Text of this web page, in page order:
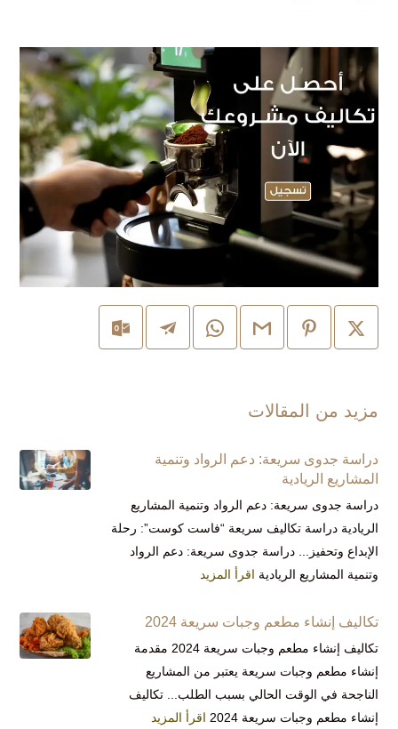
مزيد من المقالات
دراسة جدوى سريعة: دعم الرواد وتنمية
المشاريع الريادية
دراسة جدوى سريعة: دعم الرواد وتنمية المشاريع
الريادية دراسة تكاليف سريعة “فاست كوست”: رحلة
الإبداع وتحفيز... دراسة جدوى سريعة: دعم الرواد
وتنمية المشاريع الريادية اقرأ المزيد
تكاليف إنشاء مطعم وجبات سريعة 2024
تكاليف إنشاء مطعم وجبات سريعة 2024 مقدمة
إنشاء مطعم وجبات سريعة يعتبر من المشاريع
الناجحة في الوقت الحالي بسبب الطلب... تكاليف
إنشاء مطعم وجبات سريعة 2024
اقرأ المزيد